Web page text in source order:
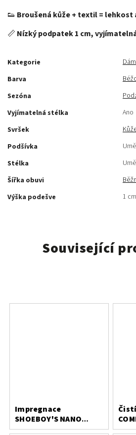
👟 Broušená kůže + textil =
📏 Nízký podpatek 1 cm,
Kategorie
Barva
Sezóna
Vyjímatelná stélka
Ano
Svršek
Podšívka
Stélka
Šířka obuvi
Výška podešve
1 cm
Související
Impregnace
SHOEBOY'S NANO
PROTECT 400 ml
200